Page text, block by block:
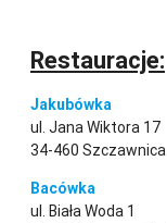
Restauracje:
Jakubówka
ul. Jana Wiktora 17
34-460 Szczawnica
Bacówka
ul. Biała Woda 1